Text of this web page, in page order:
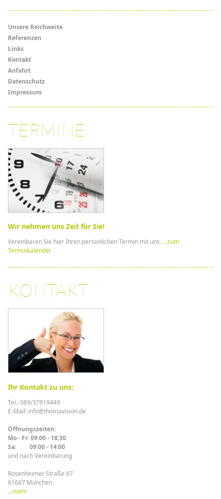
Menü
Links
Unsere Reichweite
Referenzen
Links
Kontakt
Anfahrt
Datenschutz
Impressum
TERMINE
Wir nehmen uns Zeit für Sie!
Vereinbaren Sie hier Ihren persönlichen Termin mit uns. ...zum
Terminkalender
KONTAKT
Ihr Kontakt zu uns:
Tel.: 089/37919449
E-Mail: info@thomavision.de
Öffnungszeiten:
Mo - Fr: 09:00 - 18:30
Sa: 09:00 - 14:00
und nach Vereinbarung
Rosenheimer Straße 87
81667 München
...mehr